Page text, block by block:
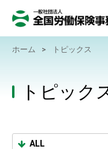
ホーム > トピックス
トピック
ALL